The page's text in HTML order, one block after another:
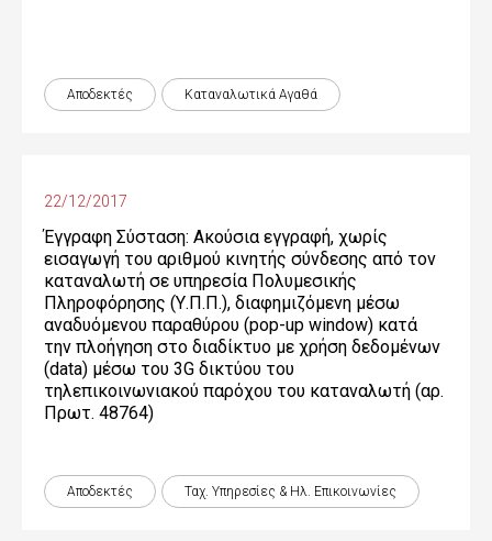
Αποδεκτές Καταναλωτικά Αγαθά
22/12/2017
Έγγραφη Σύσταση: Ακούσια εγγραφή, χωρίς
εισαγωγή του αριθμού κινητής σύνδεσης από τον
καταναλωτή σε υπηρεσία Πολυμεσικής
Πληροφόρησης (Υ.Π.Π.), διαφημιζόμενη μέσω
αναδυόμενου παραθύρου (pop-up window) κατά
την πλοήγηση στο διαδίκτυο με χρήση δεδομένων
(data) μέσω του 3G δικτύου του
τηλεπικοινωνιακού παρόχου του καταναλωτή (αρ.
Πρωτ. 48764)
Αποδεκτές Ταχ. Υπηρεσίες & Ηλ. Επικοινωνίες